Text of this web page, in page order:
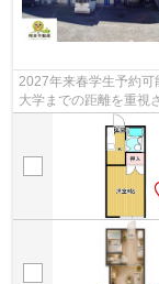
2027年来春学生予約可
大学までの距離を重視
オンライン授業も自宅